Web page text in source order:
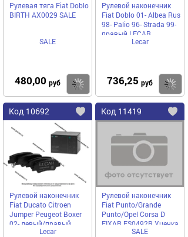
Рулевая тяга Fiat Doblo
BIRTH AX0029 SALE
SALE
480,00 руб Купить
Рулевой наконечник
Fiat Doblo 01- Albea Rus
98- Palio 96- Strada 99-
правый LECAR
LECAR000377102
Lecar
736,25 руб
Код 10692
Добавить
избранное
Рулевой наконечник
Fiat Ducato Citroen
Jumper Peugeot Boxer
02- левый/правый
Lecar
Код 11419
Рулевой наконечник
Fiat Punto/Grande
Punto/Opel Corsa D
FIXAR FS0492R Уценка
SALE